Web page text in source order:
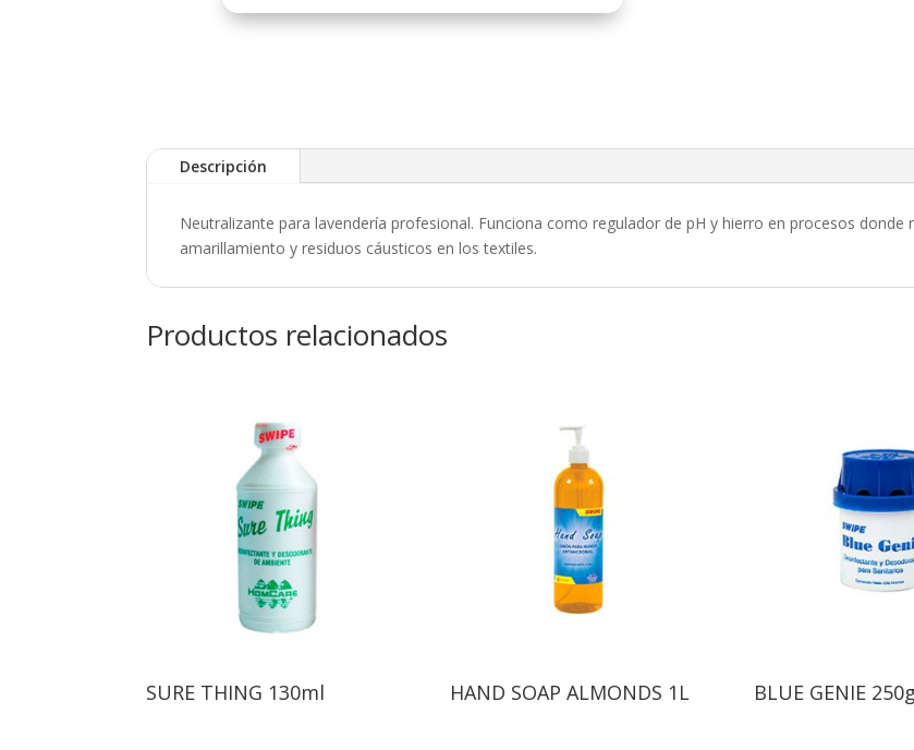
Descripción
Neutralizante para lavendería profesional. Funciona como regulador de pH y hierro en procesos donde
amarillamiento y residuos cáusticos en los textiles.
Productos relacionados
SURE THING 130ml HAND SOAP ALMONDS 1L BLUE GENIE 250g